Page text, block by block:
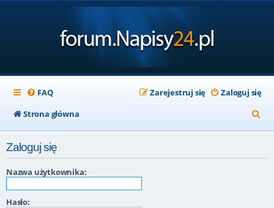
FAQ Zaloguj się
Zarejestruj się
Strona główna
z
Zaloguj się
Nazwa użytkownika:
Hasło: